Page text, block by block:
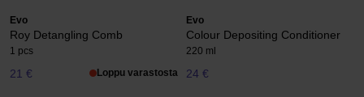
Evo
Roy Detangling Comb
1 pcs
21 € Loppu varastosta
Evo
Colour Depositing Conditioner
220 ml
24 €